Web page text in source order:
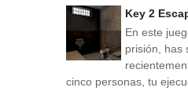
Key 2
En este
prisión, has
cinco personas, tu